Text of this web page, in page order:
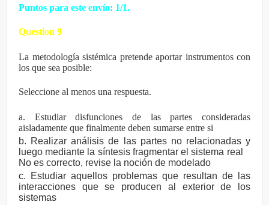
Puntos para este envío: 1/1.
Question 9
La metodología sistémica pretende aportar instrumentos con
los que sea posible:
Seleccione al menos una respuesta.
a. Estudiar disfunciones de las partes consideradas
aisladamente que finalmente deben sumarse entre si
b. Realizar análisis de las partes no relacionadas y
luego mediante la síntesis fragmentar el sistema real
No es correcto, revise la noción de modelado
c. Estudiar aquellos problemas que resultan de las
interacciones que se producen al exterior de los
sistemas